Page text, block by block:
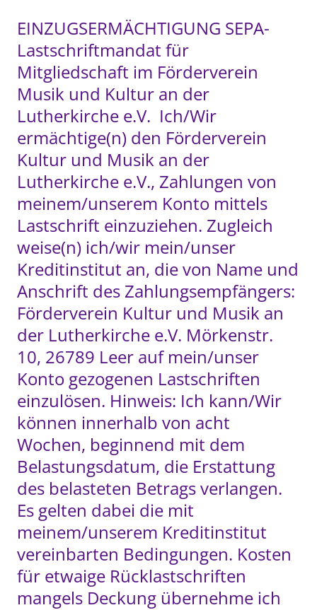
EINZUGSERMÄCHTIGUNG SEPA-
Lastschriftmandat für
Mitgliedschaft im Förderverein
Musik und Kultur an der
Lutherkirche e.V.  Ich/Wir
ermächtige(n) den Förderverein
Kultur und Musik an der
Lutherkirche e.V., Zahlungen von
meinem/unserem Konto mittels
Lastschrift einzuziehen. Zugleich
weise(n) ich/wir mein/unser
Kreditinstitut an, die von Name und
Anschrift des Zahlungsempfängers:
Förderverein Kultur und Musik an
der Lutherkirche e.V. Mörkenstr.
10, 26789 Leer auf mein/unser
Konto gezogenen Lastschriften
einzulösen. Hinweis: Ich kann/Wir
können innerhalb von acht
Wochen, beginnend mit dem
Belastungsdatum, die Erstattung
des belasteten Betrags verlangen.
Es gelten dabei die mit
meinem/unserem Kreditinstitut
vereinbarten Bedingungen. Kosten
für etwaige Rücklastschriften
mangels Deckung übernehme ich